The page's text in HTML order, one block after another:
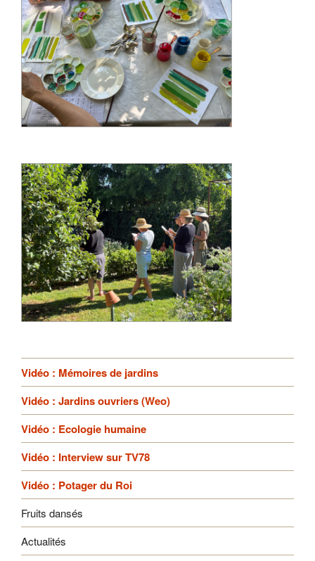
Vidéo : Mémoires de jardins
Vidéo : Jardins ouvriers (Weo)
Vidéo : Ecologie humaine
Vidéo : Interview sur TV78
Vidéo : Potager du Roi
Fruits dansés
Actualités